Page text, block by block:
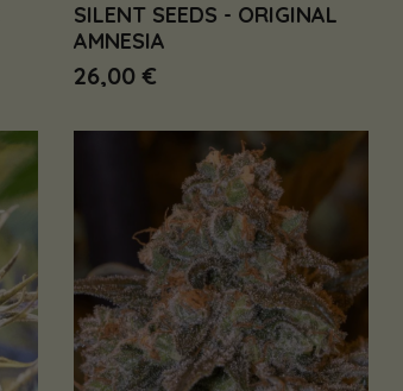
SILENT SEEDS - ORIGINAL
AMNESIA
26,00 €